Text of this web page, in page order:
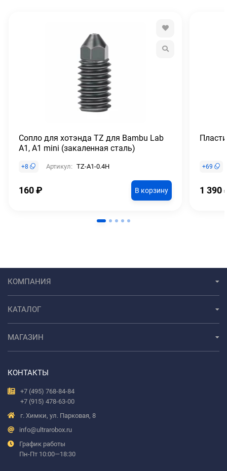
Сопло для хотэнда TZ для Bambu Lab
A1, A1 mini (закаленная сталь)
+8 Артикул: TZ-A1-0.4H
160₽ В корзину
+69
1 390
КОМПАНИЯ
КАТАЛОГ
МАГАЗИН
КОНТАКТЫ
+7 (495) 768-84-84
+7 (915) 478-63-00
г. Химки, ул. Парковая, 8
info@ultrarobox.ru
График работы
Пн-Пт 10:00—18:30